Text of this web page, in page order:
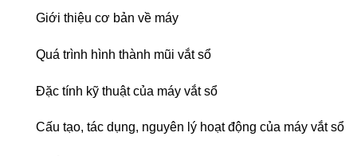
Giới thiệu cơ bản về máy
Quá trình hình thành mũi vắt sổ
Đặc tính kỹ thuật của máy vắt sổ
Cấu tạo, tác dụng, nguyên lý hoạt động của máy vắt sổ